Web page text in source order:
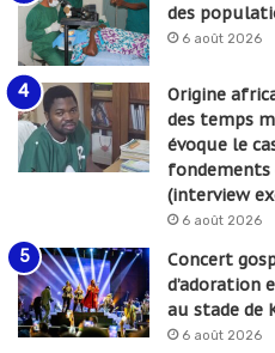
des
6 août 2026
Origine
des temps
évoque le
fondements
(interview
6 août 2026
Concert
d’adoration
au stade de
6 août 2026